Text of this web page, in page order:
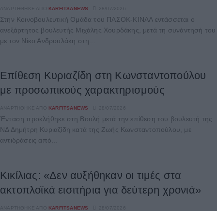
ΑΝΑΡΤΉΘΗΚΕ ΑΠΌ KARFITSANEWS
Στην Κοινοβουλευτική Ομάδα του ΠΑΣΟΚ-ΚΙΝΑΛ εντάσσεται ο
ανεξάρτητος βουλευτής Μιχάλης Χουρδάκης, μετά τη συνάντησή του
με τον Νίκο Ανδρουλάκη στη...
Επίθεση Κυριαζίδη στη Κωνσταντοπούλου
με προσωπικούς χαρακτηρισμούς
ΑΝΑΡΤΉΘΗΚΕ ΑΠΌ KARFITSANEWS
Ένταση προκλήθηκε στη Βουλή μετά την επίθεση του βουλευτή της
ΝΔ Δημήτρη Κυριαζίδη κατά της Ζωής Κωνσταντοπούλου, με
αντιδράσεις από...
Κικίλιας: «Δεν αυξήθηκαν οι τιμές στα
ακτοπλοϊκά εισιτήρια για δεύτερη χρονιά»
ΑΝΑΡΤΉΘΗΚΕ ΑΠΌ KARFITSANEWS